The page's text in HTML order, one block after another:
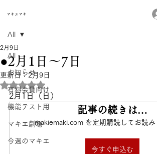
​マキエマキ
All
お知らせ
有料会員向け
機能テスト用
マキエ劇場
今週のマキエ
All
●2月1日〜7日
2月9日
更新日：2月9日
5つ星のうちNaNと評価されています。
2月1日（日）
記事の続きは…
makiemaki.com を定期購読してお読み
今すぐ申込む